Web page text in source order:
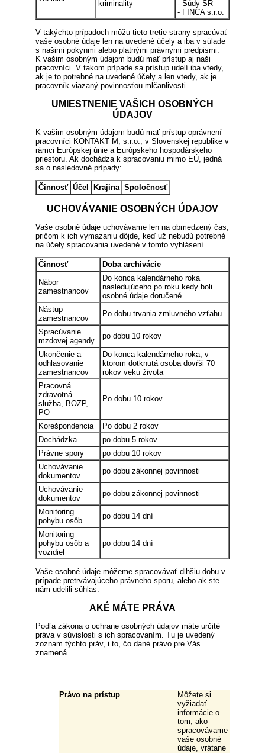
kriminality
- Súdy SR
- FINCA s.r.o.
V takýchto prípadoch môžu tieto tretie strany spracúvať
vaše osobné údaje len na uvedené účely a iba v súlade
s našimi pokynmi alebo platnými právnymi predpismi.
K vašim osobným údajom budú mať prístup aj naši
pracovníci. V takom prípade sa prístup udelí iba vtedy,
ak je to potrebné na uvedené účely a len vtedy, ak je
pracovník viazaný povinnosťou mlčanlivosti.
UMIESTNENIE VAŠICH OSOBNÝCH
ÚDAJOV
K vašim osobným údajom budú mať prístup oprávnení
pracovníci KONTAKT M, s.r.o., v Slovenskej republike v
rámci Európskej únie a Európskeho hospodárskeho
priestoru. Ak dochádza k spracovaniu mimo EÚ, jedná
sa o nasledovné prípady:
Činnosť Účel Krajina Spoločnosť
UCHOVÁVANIE OSOBNÝCH ÚDAJOV
Vaše osobné údaje uchovávame len na obmedzený čas,
pričom k ich vymazaniu dôjde, keď už nebudú potrebné
na účely spracovania uvedené v tomto vyhlásení.
Činnosť
Doba archivácie
Nábor
zamestnancov
Do konca kalendárneho roka
nasledujúceho po roku kedy boli
osobné údaje doručené
Nástup
zamestnancov
Po dobu trvania zmluvného vzťahu
Spracúvanie
mzdovej agendy
po dobu 10 rokov
Ukončenie a
odhlasovanie
zamestnancov
Do konca kalendárneho roka, v
ktorom dotknutá osoba dovŕši 70
rokov veku života
Pracovná
zdravotná
služba, BOZP,
PO
Po dobu 10 rokov
Korešpondencia
Po dobu 2 rokov
Dochádzka
po dobu 5 rokov
Právne spory
po dobu 10 rokov
Uchovávanie
dokumentov
po dobu zákonnej povinnosti
Uchovávanie
dokumentov
po dobu zákonnej povinnosti
Monitoring
pohybu osôb
po dobu 14 dní
Monitoring
pohybu osôb a
vozidiel
po dobu 14 dní
Vaše osobné údaje môžeme spracovávať dlhšiu dobu v
prípade pretrvávajúceho právneho sporu, alebo ak ste
nám udelili súhlas.
AKÉ MÁTE PRÁVA
Podľa zákona o ochrane osobných údajov máte určité
práva v súvislosti s ich spracovaním. Tu je uvedený
zoznam týchto práv, i to, čo dané právo pre Vás
znamená.
Právo na prístup
Môžete si
vyžiadať
informácie o
tom, ako
spracovávame
vaše osobné
údaje, vrátane